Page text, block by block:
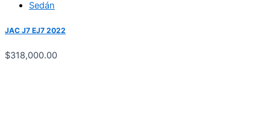
Sedán
JAC J7 EJ7 2022
$318,000.00